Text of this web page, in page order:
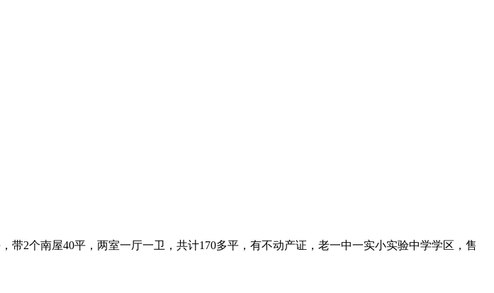
带2个南屋40平，两室一厅一卫，共计170多平，有不动产证，老一中一实小实验中学学区，售